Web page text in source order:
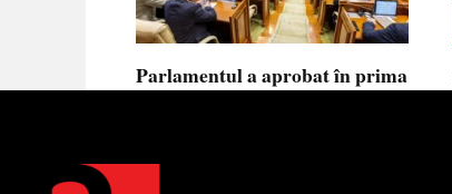
Parlamentul a aprobat în prima